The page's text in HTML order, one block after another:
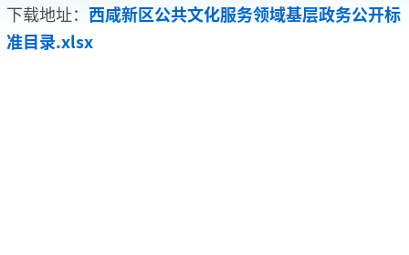
下载地址： 西咸新区公共文化服务领域基层政务公开标
准目录.xlsx